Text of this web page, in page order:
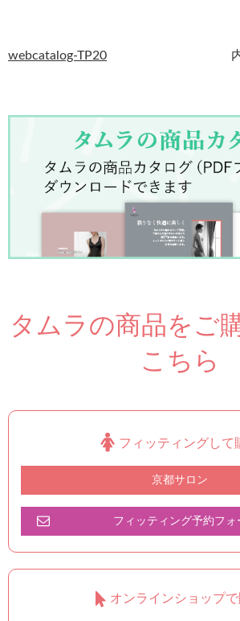
webcatalog-TP20
タムラの商品をご
こちら
フィッティングして
京都サロン
フィッティング予約フォ
オンラインショップで